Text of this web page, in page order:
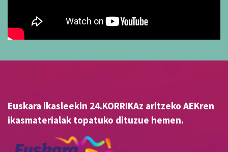
Euskara ikasleekin 24.KORRIKAz aritzeko AEKren
ikasmaterialak topatuko dituzue hemen.